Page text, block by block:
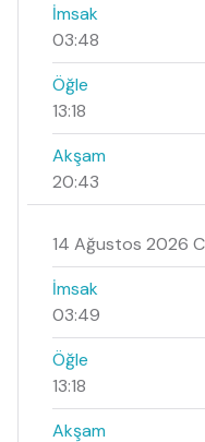
İmsak
03:48
Öğle
13:18
Akşam
20:43
14 Ağustos 2026
İmsak
03:49
Öğle
13:18
Akşam